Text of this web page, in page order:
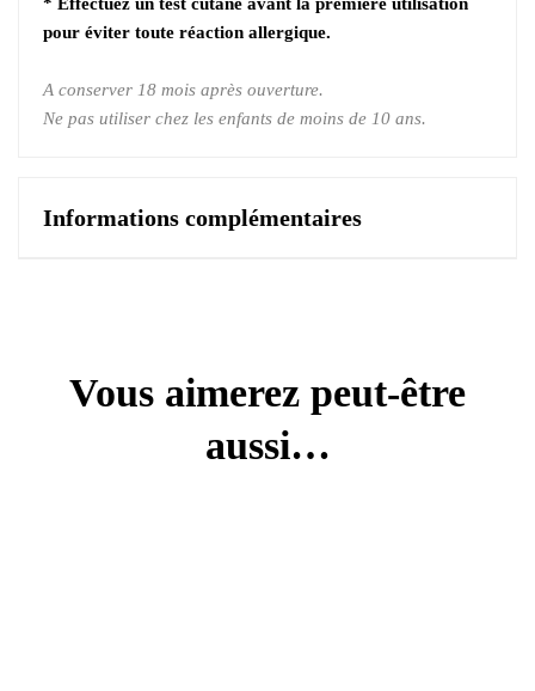
* Effectuez un test cutané avant la première utilisation
pour éviter toute réaction allergique.
A conserver 18 mois après ouverture.
Ne pas utiliser chez les enfants de moins de 10 ans.
Informations complémentaires
Vous aimerez peut-être
aussi…